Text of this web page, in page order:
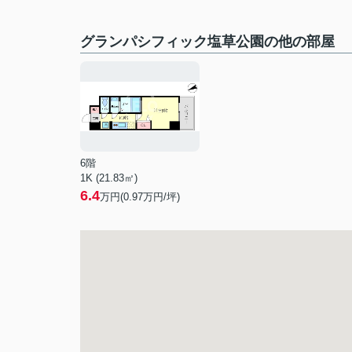
グランパシフィック塩草公園の他の部屋
6階
1K (21.83㎡)
6.4万円(0.97万円/坪)